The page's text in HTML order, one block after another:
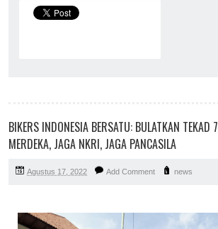
BIKERS INDONESIA BERSATU: BULATKAN TEKAD
MERDEKA, JAGA NKRI, JAGA PANCASILA
Agustus 17, 2022 Add Comment news